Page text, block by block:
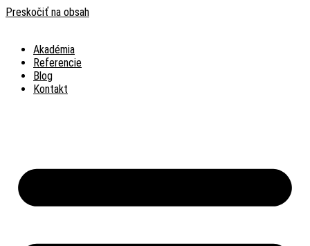
Preskočiť na obsah
Akadémia
Referencie
Blog
Kontakt